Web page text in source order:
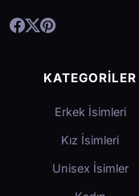
KATEGORILER
Erkek İsimleri
Kız İsimleri
Unisex İsimler